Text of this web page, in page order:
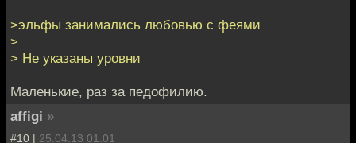
>эльфы занимались любовью с феями
>
> Не указаны уровни
Маленькие, раз за педофилию.
affigi »
#10 | 25.04.13 01:01